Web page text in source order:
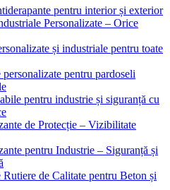
pentru interior și exterior
Personalizate – Orice
și industriale pentru toate
pentru pardoseli
pentru industrie și siguranță cu
de Protecție – Vizibilitate
pentru Industrie – Siguranță și
de Calitate pentru Beton și